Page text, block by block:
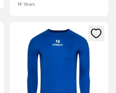
14 Years
vagy a tagként
Megnyit egy modált a